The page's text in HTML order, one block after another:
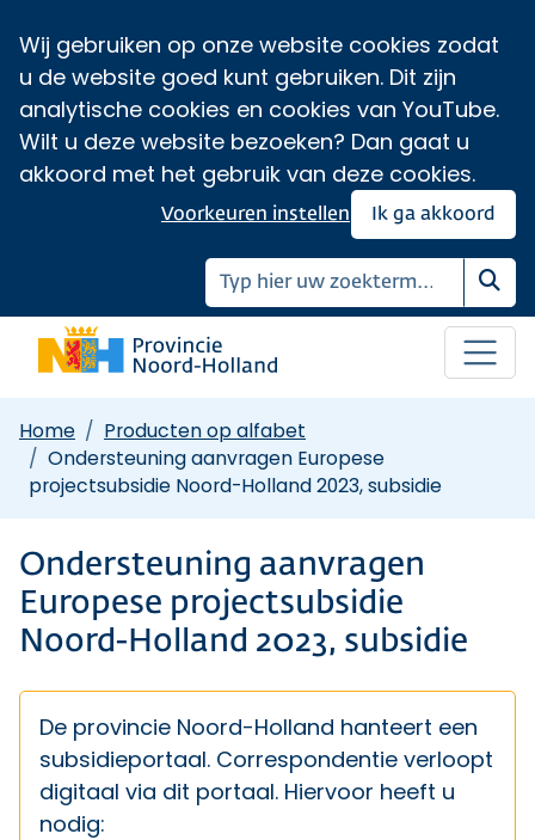
Wij gebruiken op onze website cookies zodat
u de website goed kunt gebruiken. Dit zijn
analytische cookies en cookies van YouTube.
Wilt u deze website bezoeken? Dan gaat u
akkoord met het gebruik van deze cookies.
Ik ga akkoord
Voorkeuren instellen
Home
Producten op alfabet
Ondersteuning aanvragen Europese
projectsubsidie Noord-Holland 2023, subsidie
Ondersteuning aanvragen
Europese projectsubsidie
Noord-Holland 2023, subsidie
De provincie Noord-Holland hanteert een
subsidieportaal. Correspondentie verloopt
digitaal via dit portaal. Hiervoor heeft u
nodig: